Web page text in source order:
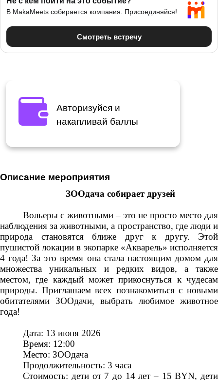
Авторизуйся и
накапливай баллы
Описание мероприятия
ЗООдача собирает друзей
Вольеры с животными – это не просто место для
наблюдения за животными, а пространство, где люди и
природа становятся ближе друг к другу. Этой
пушистой локации в экопарке «Акварель» исполняется
4 года! За это время она стала настоящим домом для
множества уникальных и редких видов, а также
местом, где каждый может прикоснуться к чудесам
природы. Приглашаем всех познакомиться с новыми
обитателями ЗООдачи, выбрать любимое животное
года!
Дата: 13 июня 2026
Время: 12:00
Место: ЗООдача
Продолжительность: 3 часа
Стоимость: дети от 7 до 14 лет – 15 BYN, дети